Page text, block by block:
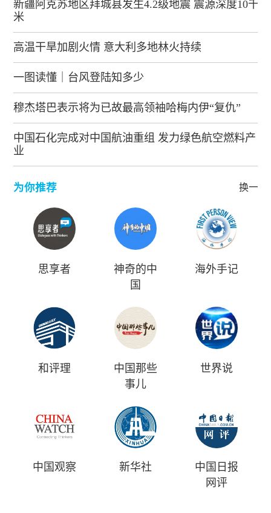
新疆阿克苏地区拜城县发生4.2级地震 震源深度10千
米
高温干旱加剧火情 意大利多地林火持续
一图读懂｜台风登陆知多少
穆杰塔巴表示将为已故最高领袖哈梅内伊“复仇”
中国石化完成对中国航油重组 发力绿色航空燃料产
业
为你推荐 换一批
思享者
神奇的中
国
海外手记
和评理
中国那些
事儿
世界说
中国观察 新华社
中国日报
网评